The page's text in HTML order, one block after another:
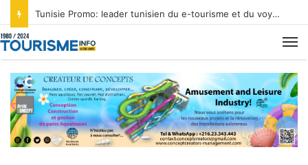
Tunisie Promo: leader tunisien du e-tourisme et du voyage sur mesure